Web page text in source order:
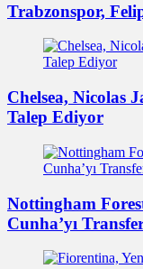
Trabzonspor,
Chelsea, Nicolas
Talep Ediyor
Nottingham
Cunha’yı